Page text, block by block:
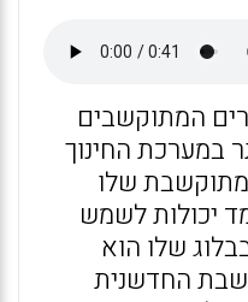
A
p
p
o
o
k
המתוקשבים
במערכת החינוך
שלו
יכולות לשמש
שלו הוא
החדשנית